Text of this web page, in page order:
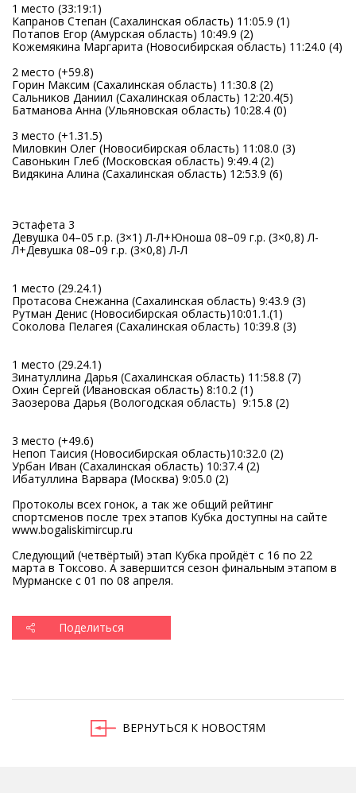
1 место (33:19:1)
Капранов Степан (Сахалинская область) 11:05.9 (1)
Потапов Егор (Амурская область) 10:49.9 (2)
Кожемякина Маргарита (Новосибирская область) 11:24.0 (4)
2 место (+59.8)
Горин Максим (Сахалинская область) 11:30.8 (2)
Сальников Даниил (Сахалинская область) 12:20.4(5)
Батманова Анна (Ульяновская область) 10:28.4 (0)
3 место (+1.31.5)
Миловкин Олег (Новосибирская область) 11:08.0 (3)
Савонькин Глеб (Московская область) 9:49.4 (2)
Видякина Алина (Сахалинская область) 12:53.9 (6)
Эстафета 3
Девушка 04–05 г.р. (3×1) Л-Л+Юноша 08–09 г.р. (3×0,8) Л-
Л+Девушка 08–09 г.р. (3×0,8) Л-Л
1 место (29.24.1)
Протасова Снежанна (Сахалинская область) 9:43.9 (3)
Рутман Денис (Новосибирская область)10:01.1.(1)
Соколова Пелагея (Сахалинская область) 10:39.8 (3)
1 место (29.24.1)
Зинатуллина Дарья (Сахалинская область) 11:58.8 (7)
Охин Сергей (Ивановская область) 8:10.2 (1)
Заозерова Дарья (Вологодская область) 9:15.8 (2)
3 место (+49.6)
Непоп Таисия (Новосибирская область)10:32.0 (2)
Урбан Иван (Сахалинская область) 10:37.4 (2)
Ибатуллина Варвара (Москва) 9:05.0 (2)
Протоколы всех гонок, а так же общий рейтинг
спортсменов после трех этапов Кубка доступны на сайте
www.bogaliskimircup.ru
Следующий (четвёртый) этап Кубка пройдёт с 16 по 22
марта в Токсово. А завершится сезон финальным этапом в
Мурманске с 01 по 08 апреля.
Поделиться
ВЕРНУТЬСЯ К НОВОСТЯМ